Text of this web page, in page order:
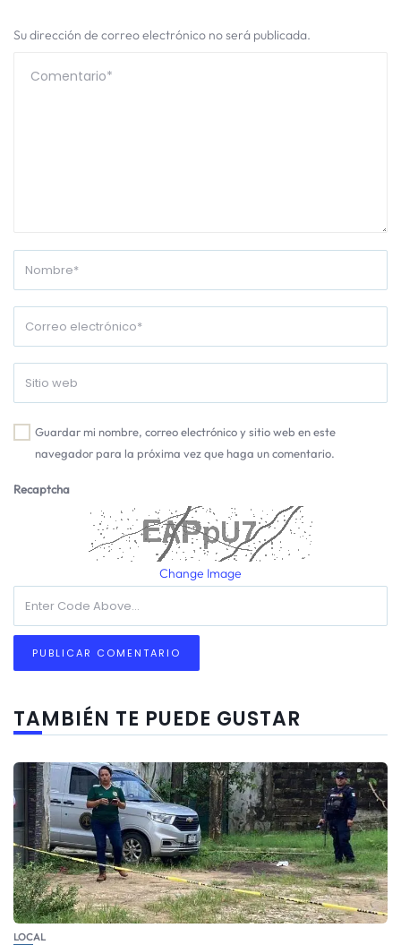
Su dirección de correo electrónico no será publicada.
Guardar mi nombre, correo electrónico y sitio web en este
navegador para la próxima vez que haga un comentario.
Recaptcha
Change Image
TAMBIÉN TE PUEDE GUSTAR
LOCAL